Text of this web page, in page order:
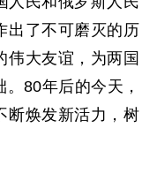
出了不可磨灭的历
伟大友谊，为两国
80年后的今天，
断焕发新活力，树